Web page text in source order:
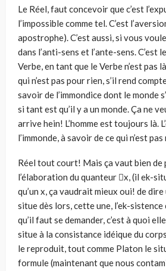
Le Réel, faut concevoir que c’est
l’impossible comme tel. C’est
apostrophe). C’est aussi, si vous
dans l’anti-sens et l’ante-sens. C’est
Verbe, en tant que le Verbe n’est pas
qui n’est pas pour rien, s’il rend
savoir de l’immondice dont le monde
si tant est qu’il y a un monde. Ça ne
arrive hein! L’homme est toujours là.
l’immonde, à savoir de ce qui n’est
Réel tout court! Mais ça vaut bien de
l’élaboration du quanteur x, (il ek-
qu’un x, ça vaudrait mieux oui! de dire
situe dès lors, cette une, l’ek-sistence
qu’il faut se demander, c’est à quoi
situe à la consistance idéique du
le reproduit, tout comme Platon le
formule (maintenant que nous